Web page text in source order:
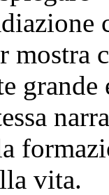
mostra
vita.